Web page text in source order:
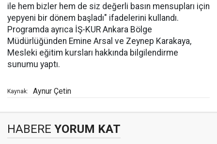
ile hem bizler hem de siz değerli basın mensupları için
yepyeni bir dönem başladı" ifadelerini kullandı.
Programda ayrıca İŞ-KUR Ankara Bölge
Müdürlüğünden Emine Arsal ve Zeynep Karakaya,
Mesleki eğitim kursları hakkında bilgilendirme
sunumu yaptı.
Kaynak: Aynur Çetin
HABERE YORUM KAT